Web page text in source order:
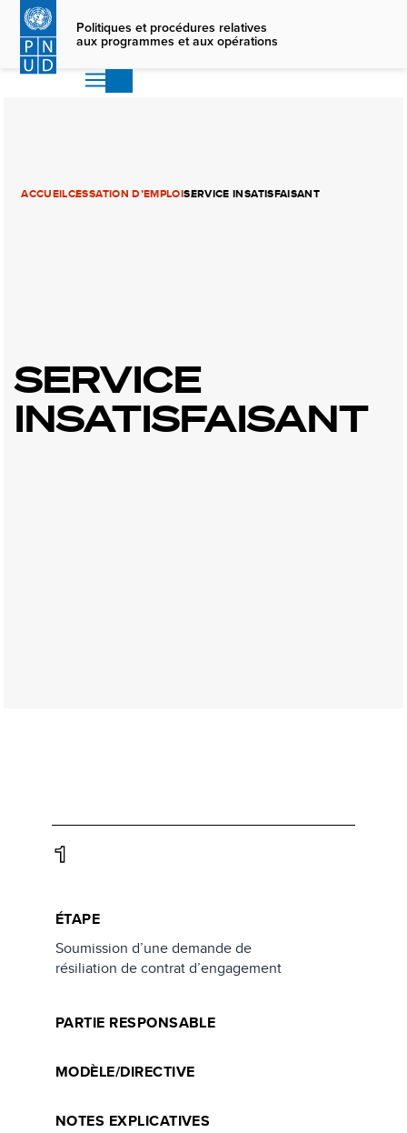
Skip
main
content
Politiques et procédures relatives
aux programmes et aux opérations
ACCUEILCESSATION D’EMPLOISERVICE INSATISFAISANT
SERVICE
INSATISFAISANT
1
ÉTAPE
Soumission d’une demande de
résiliation de contrat d’engagement
PARTIE RESPONSABLE
MODÈLE/DIRECTIVE
NOTES EXPLICATIVES